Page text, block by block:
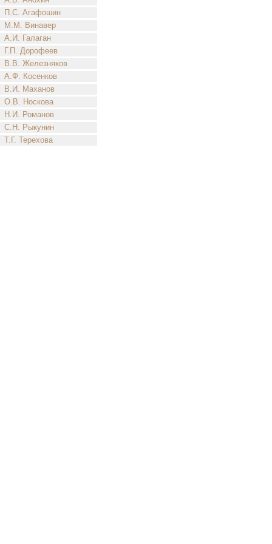
П.С. Агафошин
М.М. Винавер
А.И. Галаган
Г.П. Дорофеев
В.В. Железняков
А.Ф. Косенков
В.И. Маханов
О.В. Носкова
Н.И. Романов
С.Н. Рыкунин
Т.Г. Терехова